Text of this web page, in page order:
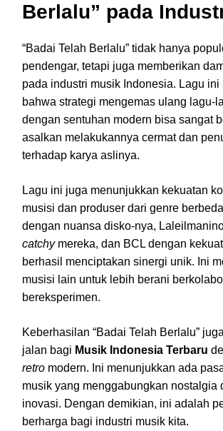
Berlalu” pada
“Badai Telah Berlalu” tidak hanya
pendengar, tetapi juga memberikan
pada industri musik Indonesia. Lagu ini
bahwa strategi mengemas ulang lagu-
dengan sentuhan modern bisa sangat
asalkan melakukannya cermat dan
terhadap karya aslinya.
Lagu ini juga menunjukkan kekuatan
musisi dan produser dari genre
dengan nuansa disko-nya,
catchymereka, dan BCL dengan
berhasil menciptakan sinergi unik. Ini
musisi lain untuk lebih berani
bereksperimen.
Keberhasilan “Badai Telah Berlalu”
jalan bagi Musik Indonesia Terbaru
retro modern. Ini menunjukkan ada
musik yang menggabungkan nostalgia
inovasi. Dengan demikian, ini adalah
berharga bagi industri musik kita.